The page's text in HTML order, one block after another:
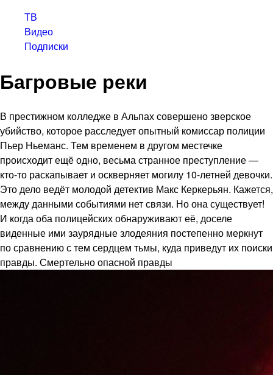
ТВ
Видео
Подписки
Багровые реки
В престижном колледже в Альпах совершено зверское
убийство, которое расследует опытный комиссар полиции
Пьер Ньеманс. Тем временем в другом местечке
происходит ещё одно, весьма странное преступление —
кто-то раскапывает и оскверняет могилу 10-летней девочки.
Это дело ведёт молодой детектив Макс Керкерьян. Кажется,
между данными событиями нет связи. Но она существует!
И когда оба полицейских обнаруживают её, доселе
виденные ими заурядные злодеяния постепенно меркнут
по сравнению с тем сердцем тьмы, куда приведут их поиски
правды. Смертельно опасной правды